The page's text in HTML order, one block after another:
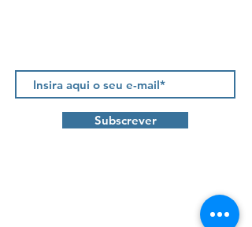
Subscrever